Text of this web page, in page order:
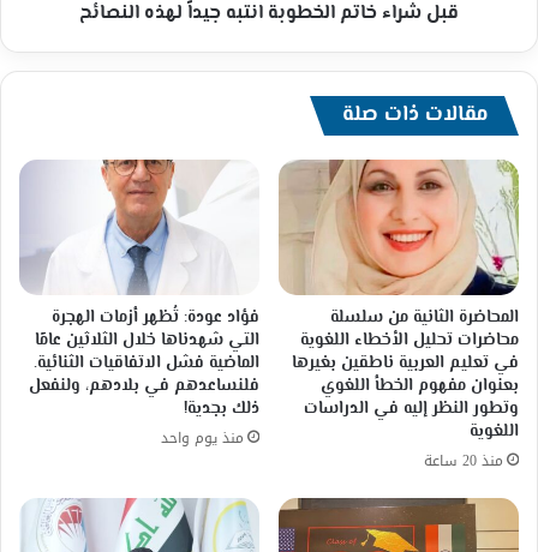
قبل شراء خاتم الخطوبة انتبه جيداً لهذه النصائح
مقالات ذات صلة
المحاضرة الثانية من سلسلة
محاضرات تحليل الأخطاء اللغوية
في تعليم العربية ناطقين بغيرها
بعنوان مفهوم الخطأ اللغوي
وتطور النظر إليه في الدراسات
اللغوية
منذ 20 ساعة
فؤاد عودة: تُظهر أزمات الهجرة
التي شهدناها خلال الثلاثين عامًا
الماضية فشل الاتفاقيات الثنائية.
فلنساعدهم في بلادهم، ولنفعل
ذلك بجدية!
منذ يوم واحد